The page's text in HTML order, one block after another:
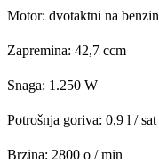
Motor: dvotaktni na benzin
Zapremina: 42,7 ccm
Snaga: 1.250 W
Potrošnja goriva: 0,9 l / sat
Brzina: 2800 o / min